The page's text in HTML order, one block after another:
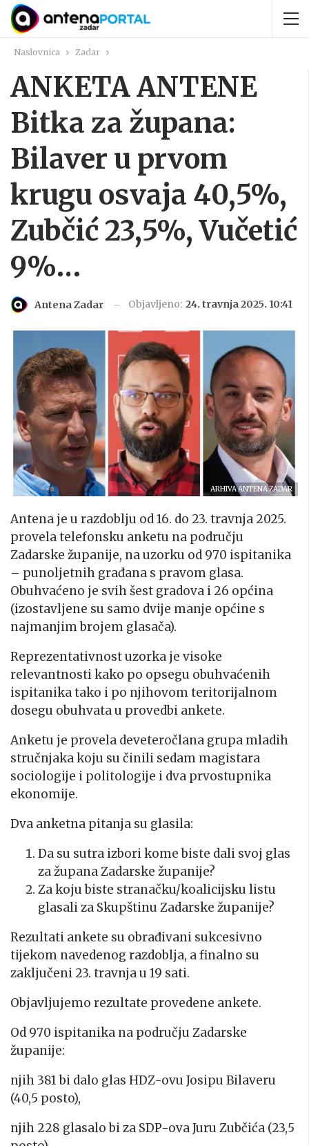
Naslovnica Zadar
ANKETA ANTENE
Bitka za župana:
Bilaver u prvom
krugu osvaja 40,5%,
Zubčić 23,5%, Vučetić
9%…
Antena Zadar Objavljeno: 24. travnja 2025. 10:41
ARHIVA ANTENA ZADAR
Antena je u razdoblju od 16. do 23. travnja 2025.
provela telefonsku anketu na području
Zadarske županije, na uzorku od 970 ispitanika
– punoljetnih građana s pravom glasa.
Obuhvaćeno je svih šest gradova i 26 općina
(izostavljene su samo dvije manje općine s
najmanjim brojem glasača).
Reprezentativnost uzorka je visoke
relevantnosti kako po opsegu obuhvaćenih
ispitanika tako i po njihovom teritorijalnom
dosegu obuhvata u provedbi ankete.
Anketu je provela deveteročlana grupa mladih
stručnjaka koju su činili sedam magistara
sociologije i politologije i dva prvostupnika
ekonomije.
Dva anketna pitanja su glasila:
Da su sutra izbori kome biste dali svoj glas
za župana Zadarske županije?
Za koju biste stranačku/koalicijsku listu
glasali za Skupštinu Zadarske županije?
Rezultati ankete su obrađivani sukcesivno
tijekom navedenog razdoblja, a finalno su
zaključeni 23. travnja u 19 sati.
Objavljujemo rezultate provedene ankete.
Od 970 ispitanika na području Zadarske
županije:
njih 381 bi dalo glas HDZ-ovu Josipu Bilaveru
(40,5 posto),
njih 228 glasalo bi za SDP-ova Juru Zubčića (23,5